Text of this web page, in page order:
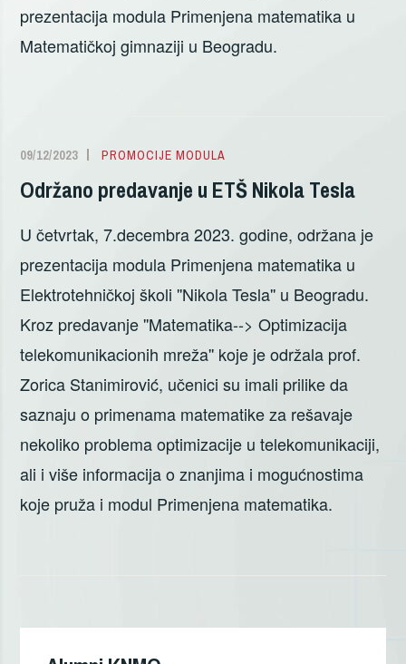
prezentacija modula Primenjena matematika u
Matematičkoj gimnaziji u Beogradu.
09/12/2023
SANDRA
ŽIVANOVIĆ
PROMOCIJE MODULA
Održano predavanje u ETŠ Nikola Tesla
U četvrtak, 7.decembra 2023. godine, održana je
prezentacija modula Primenjena matematika u
Elektrotehničkoj školi ''Nikola Tesla'' u Beogradu.
Kroz predavanje ''Matematika--> Optimizacija
telekomunikacionih mreža'' koje je održala prof.
Zorica Stanimirović, učenici su imali prilike da
saznaju o primenama matematike za rešavaje
nekoliko problema optimizacije u telekomunikaciji,
ali i više informacija o znanjima i mogućnostima
koje pruža i modul Primenjena matematika.
Кретање
чланака